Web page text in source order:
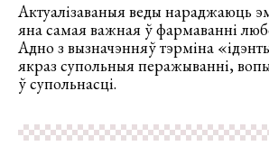
Актуалізаваныя веды нараджаюць
яна самая важная ў фармаванні
Адно з вызначэнняў тэрміна
якраз супольныя перажыванні,
ў супольнасці.